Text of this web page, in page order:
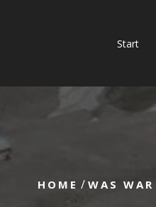
Start
HOME / WAS